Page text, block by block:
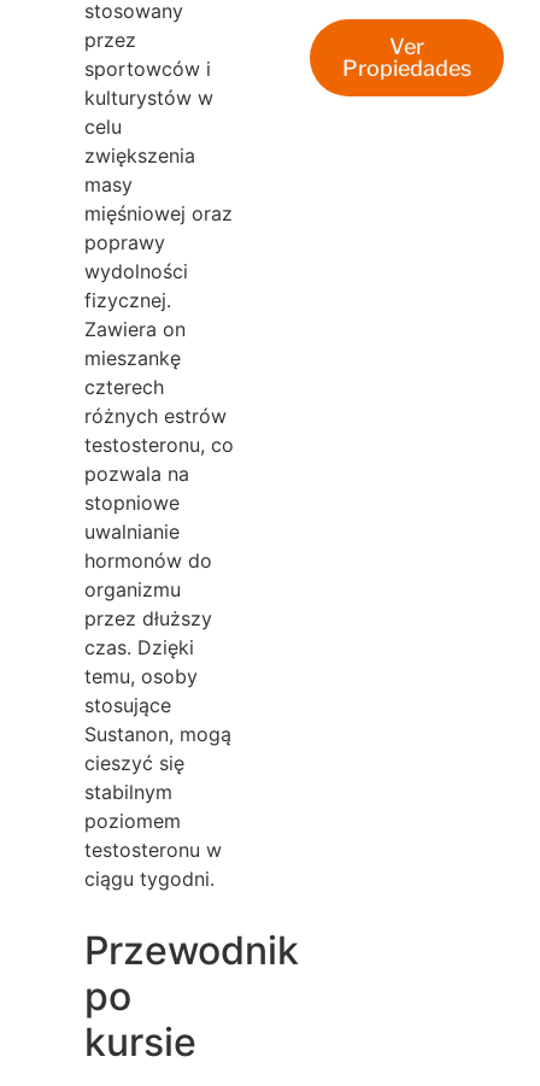
stosowany
przez
sportowców i
kulturystów w
celu
zwiększenia
masy
mięśniowej oraz
poprawy
wydolności
fizycznej.
Zawiera on
mieszankę
czterech
różnych estrów
testosteronu, co
pozwala na
stopniowe
uwalnianie
hormonów do
organizmu
przez dłuższy
czas. Dzięki
temu, osoby
stosujące
Sustanon, mogą
cieszyć się
stabilnym
poziomem
testosteronu w
ciągu tygodni.
Przewodnik
po
kursie
Ver
Propiedades